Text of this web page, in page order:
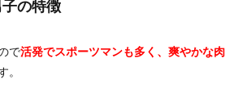
の特徴
で活発でスポーツマンも多く、爽やかな肉
。